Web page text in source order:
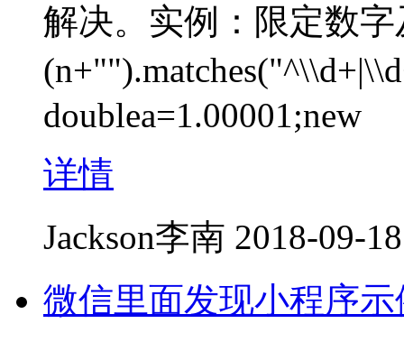
解决。实例：限定数
doublea=1.00001;new
详情
Jackson李南 2018-09-
微信里面发现小程序